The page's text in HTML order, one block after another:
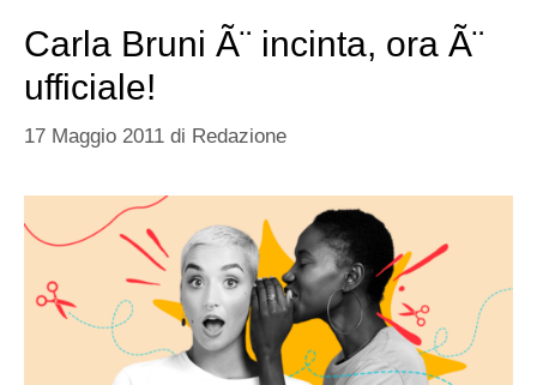
Carla Bruni Ã¨ incinta, ora Ã¨
ufficiale!
17 Maggio 2011 di Redazione